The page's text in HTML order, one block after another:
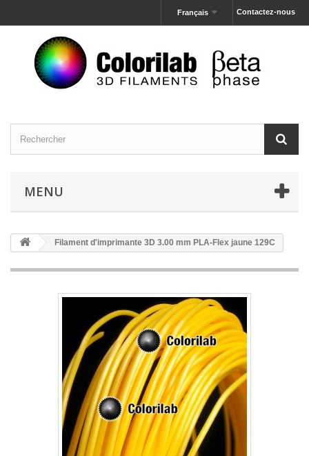
Contactez-nous
Français
MENU
Filament d'imprimante 3D 3.00 mm PLA-Flex jaune 129C